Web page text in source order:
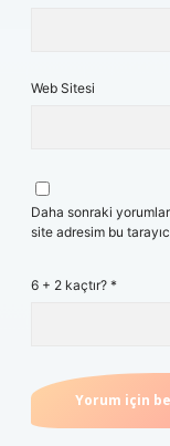
Web Sitesi
Daha sonraki
site adresim bu
6 + 2 kaçtır? *